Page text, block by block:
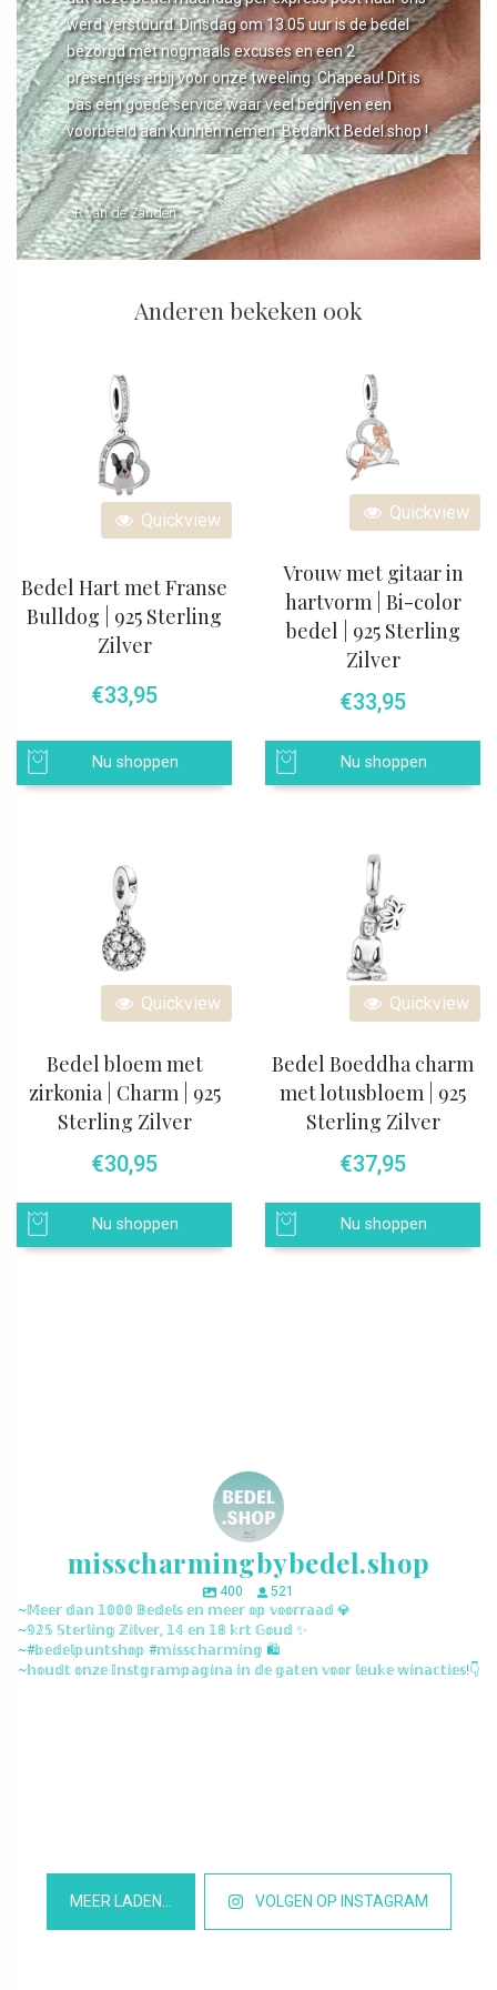
werd verstuurd. Dinsdag om 13.05 uur is de bedel
bezorgd met nogmaals excuses en een 2
presentjes erbij voor onze tweeling. Chapeau! Dit is
pas een goede service waar veel bedrijven een
voorbeeld aan kunnen nemen. Bedankt Bedel.shop !
- R van de Zanden
Anderen bekeken ook
Quickview
Bedel Hart met Franse
Bulldog | 925 Sterling
Zilver
€33,95
Nu shoppen
Quickview
Vrouw met gitaar in
hartvorm | Bi-color
bedel | 925 Sterling
Zilver
€33,95
Nu shoppen
Quickview
Bedel bloem met
zirkonia | Charm | 925
Sterling Zilver
€30,95
Nu shoppen
Quickview
Bedel Boeddha charm
met lotusbloem | 925
Sterling Zilver
€37,95
Nu shoppen
misscharmingbybedel.shop
400
521
~𝕄𝕖𝕖𝕣 𝕕𝕒𝕟 𝟙𝟘𝟘𝟘 𝔹𝕖𝕕𝕖𝕝𝕤 𝕖𝕟 𝕞𝕖𝕖𝕣 𝕠𝕡 𝕧𝕠𝕠𝕣𝕣𝕒𝕒𝕕 💎
~𝟡𝟚𝟝 𝕊𝕥𝕖𝕣𝕝𝕚𝕟𝕘 ℤ𝕚𝕝𝕧𝕖𝕣, 𝟙𝟜 𝕖𝕟 𝟙𝟠 𝕜𝕣𝕥 𝔾𝕠𝕦𝕕 ✨
~#𝕓𝕖𝕕𝕖𝕝𝕡𝕦𝕟𝕥𝕤𝕙𝕠𝕡 #𝕞𝕚𝕤𝕤𝕔𝕙𝕒𝕣𝕞𝕚𝕟𝕘 🛍️
~𝕙𝕠𝕦𝕕𝕥 𝕠𝕟𝕫𝕖 𝕀𝕟𝕤𝕥𝕘𝕣𝕒𝕞𝕡𝕒𝕘𝕚𝕟𝕒 𝕚𝕟 𝕕𝕖 𝕘𝕒𝕥𝕖𝕟 𝕧𝕠𝕠𝕣 𝕝𝕖𝕦𝕜𝕖 𝕨𝕚𝕟𝕒𝕔𝕥𝕚𝕖𝕤!👇
MEER LADEN… VOLGEN OP INSTAGRAM